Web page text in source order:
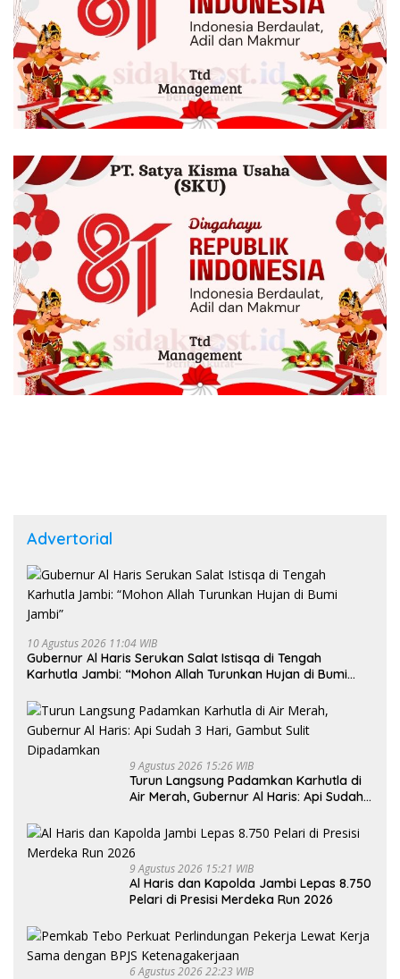
Advertorial
10 Agustus 2026 11:04 WIB
Gubernur Al Haris Serukan Salat Istisqa di Tengah
Karhutla Jambi: “Mohon Allah Turunkan Hujan di Bumi
9 Agustus 2026 15:26 WIB
Turun Langsung Padamkan Karhutla di
Air Merah, Gubernur Al Haris: Api Sudah
9 Agustus 2026 15:21 WIB
Al Haris dan Kapolda Jambi Lepas 8.750
Pelari di Presisi Merdeka Run 2026
6 Agustus 2026 22:23 WIB